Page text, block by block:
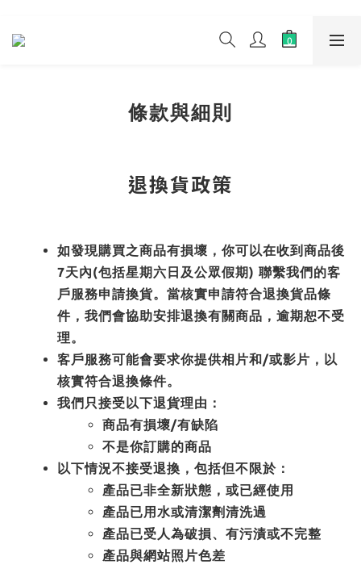
條款與細則
退換貨政策
如發現購買之商品有損壞，你可以在收到商品後
7天內(包括星期六日及公眾假期) 聯繫我們的客
戶服務申請換貨。當核實申請符合退換貨品條
件，我們會協助安排退換有關商品，逾期恕不受
理。
客戶服務可能會要求你提供相片和/或影片，以
核實符合退換條件。
我們只接受以下退貨理由：
商品有損壞/有缺陷
不是你訂購的商品
以下情況不接受退換，包括但不限於：
產品已非全新狀態，或已經使用
產品已用水或清潔劑清洗過
產品已受人為破損、有污漬或不完整
產品與網站照片色差